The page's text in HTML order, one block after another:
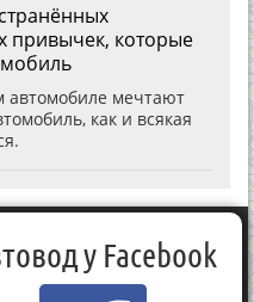
привычек, которые
автомобиле мечтают
как и всякая
у Facebook